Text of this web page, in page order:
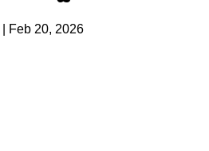
Feb 20, 2026